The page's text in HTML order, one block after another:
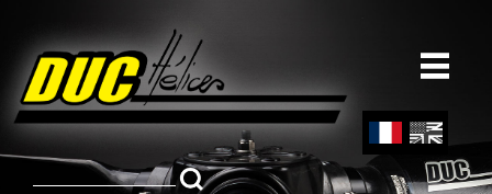
principal
ch
Engl